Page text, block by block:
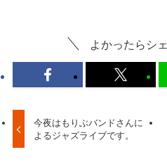
よかったらシ
今夜はもりぶバンドさんに
よるジャズライブです。